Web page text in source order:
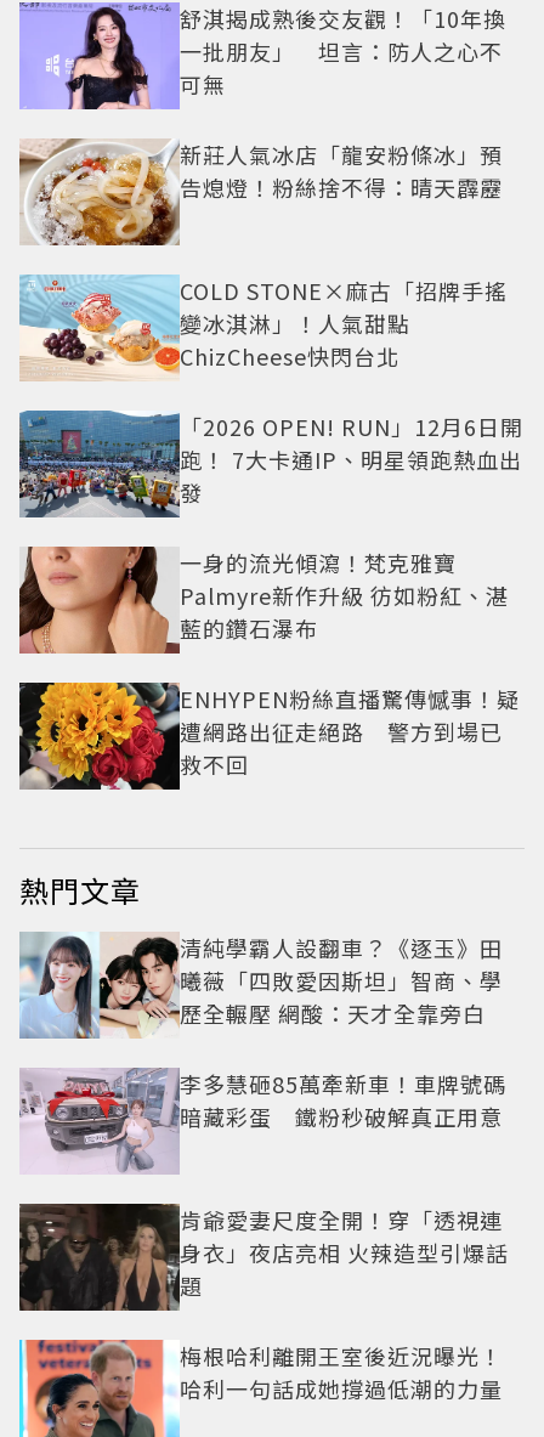
舒淇揭成熟後交友觀！「10年換
一批朋友」 坦言：防人之心不
可無
新莊人氣冰店「龍安粉條冰」預
告熄燈！粉絲捨不得：晴天霹靂
COLD STONE×麻古「招牌手搖
變冰淇淋」！人氣甜點
ChizCheese快閃台北
「2026 OPEN! RUN」12月6日開
跑！ 7大卡通IP、明星領跑熱血出
發
一身的流光傾瀉！梵克雅寶
Palmyre新作升級 彷如粉紅、湛
藍的鑽石瀑布
ENHYPEN粉絲直播驚傳憾事！疑
遭網路出征走絕路 警方到場已
救不回
熱門文章
清純學霸人設翻車？《逐玉》田
曦薇「四敗愛因斯坦」智商、學
歷全輾壓 網酸：天才全靠旁白
李多慧砸85萬牽新車！車牌號碼
暗藏彩蛋 鐵粉秒破解真正用意
肯爺愛妻尺度全開！穿「透視連
身衣」夜店亮相 火辣造型引爆話
題
梅根哈利離開王室後近況曝光！
哈利一句話成她撐過低潮的力量